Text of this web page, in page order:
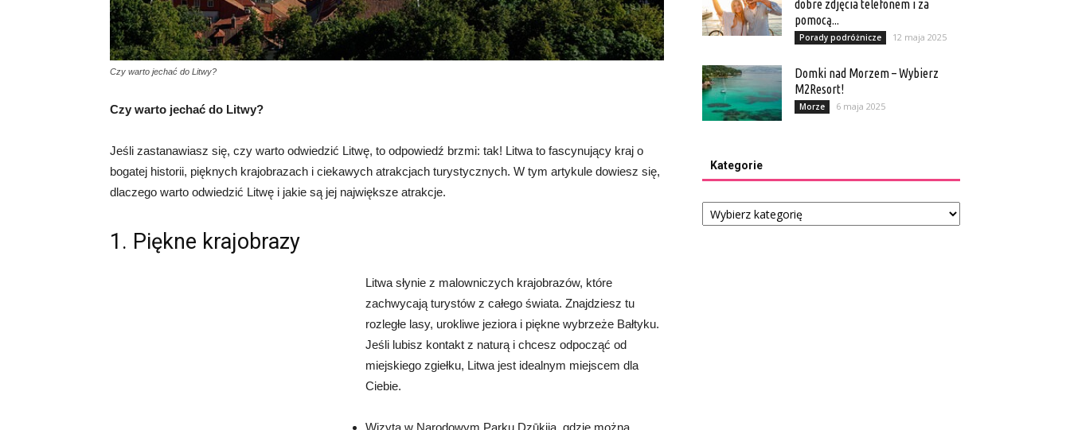
Czy warto jechać do Litwy?
Czy warto jechać do Litwy?
Jeśli zastanawiasz się, czy warto odwiedzić Litwę, to odpowiedź brzmi: tak! Litwa to fascynujący kraj o
bogatej historii, pięknych krajobrazach i ciekawych atrakcjach turystycznych. W tym artykule dowiesz się,
dlaczego warto odwiedzić Litwę i jakie są jej największe atrakcje.
1. Piękne krajobrazy
Litwa słynie z malowniczych krajobrazów, które
zachwycają turystów z całego świata. Znajdziesz tu
rozległe lasy, urokliwe jeziora i piękne wybrzeże Bałtyku.
Jeśli lubisz kontakt z naturą i chcesz odpocząć od
miejskiego zgiełku, Litwa jest idealnym miejscem dla
Ciebie.
dobre zdjęcia telefonem i za
pomocą...
Porady podróżnicze 12 maja 2025
Domki nad Morzem – Wybierz
M2Resort!
Morze 6 maja 2025
Kategorie
Kategorie